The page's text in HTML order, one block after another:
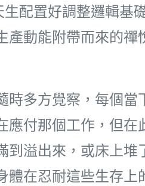
配置好調整邏輯基
產動能附帶而來的禪
時多方覺察，每個當
應付那個工作，但在
到溢出來，或床上堆
體在忍耐這些生存上